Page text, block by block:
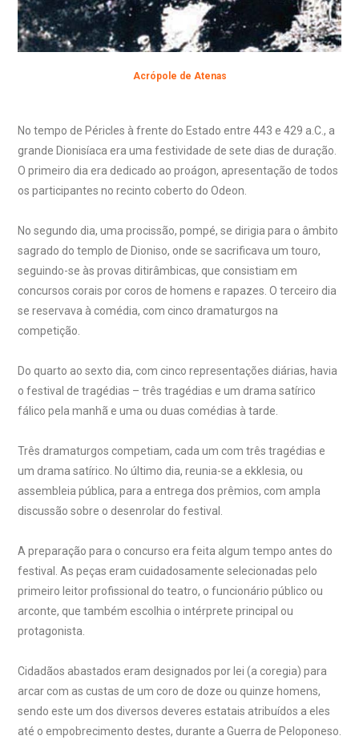
Acrópole de Atenas
No tempo de Péricles à frente do Estado entre 443 e 429 a.C., a
grande Dionisíaca era uma festividade de sete dias de duração.
O primeiro dia era dedicado ao proágon, apresentação de todos
os participantes no recinto coberto do Odeon.
No segundo dia, uma procissão, pompé, se dirigia para o âmbito
sagrado do templo de Dioniso, onde se sacrificava um touro,
seguindo-se às provas ditirâmbicas, que consistiam em
concursos corais por coros de homens e rapazes. O terceiro dia
se reservava à comédia, com cinco dramaturgos na
competição.
Do quarto ao sexto dia, com cinco representações diárias, havia
o festival de tragédias – três tragédias e um drama satírico
fálico pela manhã e uma ou duas comédias à tarde.
Três dramaturgos competiam, cada um com três tragédias e
um drama satírico. No último dia, reunia-se a ekklesia, ou
assembleia pública, para a entrega dos prêmios, com ampla
discussão sobre o desenrolar do festival.
A preparação para o concurso era feita algum tempo antes do
festival. As peças eram cuidadosamente selecionadas pelo
primeiro leitor profissional do teatro, o funcionário público ou
arconte, que também escolhia o intérprete principal ou
protagonista.
Cidadãos abastados eram designados por lei (a coregia) para
arcar com as custas de um coro de doze ou quinze homens,
sendo este um dos diversos deveres estatais atribuídos a eles
até o empobrecimento destes, durante a Guerra de Peloponeso.